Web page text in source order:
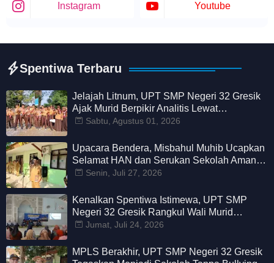
Instagram Youtube
Spentiwa Terbaru
Jelajah Litnum, UPT SMP Negeri 32 Gresik
Ajak Murid Berpikir Analitis Lewat
Petualangan Belajar
Sabtu, Agustus 01, 2026
Upacara Bendera, Misbahul Muhib Ucapkan
Selamat HAN dan Serukan Sekolah Aman
Nyaman dari Perundungan
Senin, Juli 27, 2026
Kenalkan Spentiwa Istimewa, UPT SMP
Negeri 32 Gresik Rangkul Wali Murid
Bangun Pendidikan Bermutu
Jumat, Juli 24, 2026
MPLS Berakhir, UPT SMP Negeri 32 Gresik